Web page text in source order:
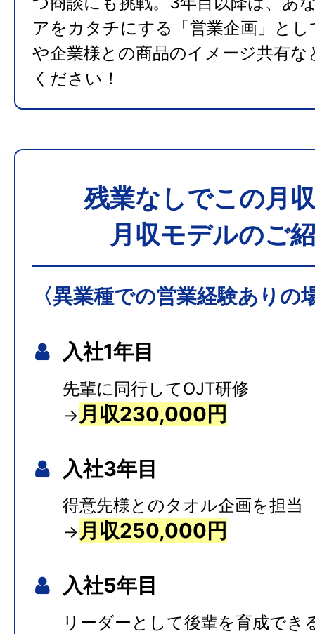
アをカタチにする「営業企画」と
や企業様との商品のイメージ共有な
ください！
残業なしでこの月
月収モデルのご
〈異業種での営業経験ありの
入社1年目
先輩に同行してOJT研修
→ 月収230,000円
入社3年目
得意先様とのタオル企画を担当
→月収250,000円
入社5年目
リーダーとして後輩を育成でき